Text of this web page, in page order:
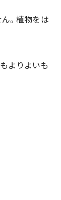
。植物をは
よりよいも